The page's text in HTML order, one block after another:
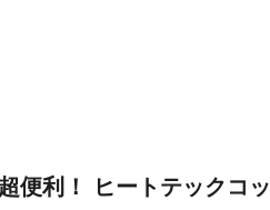
便利！ ヒートテックコ